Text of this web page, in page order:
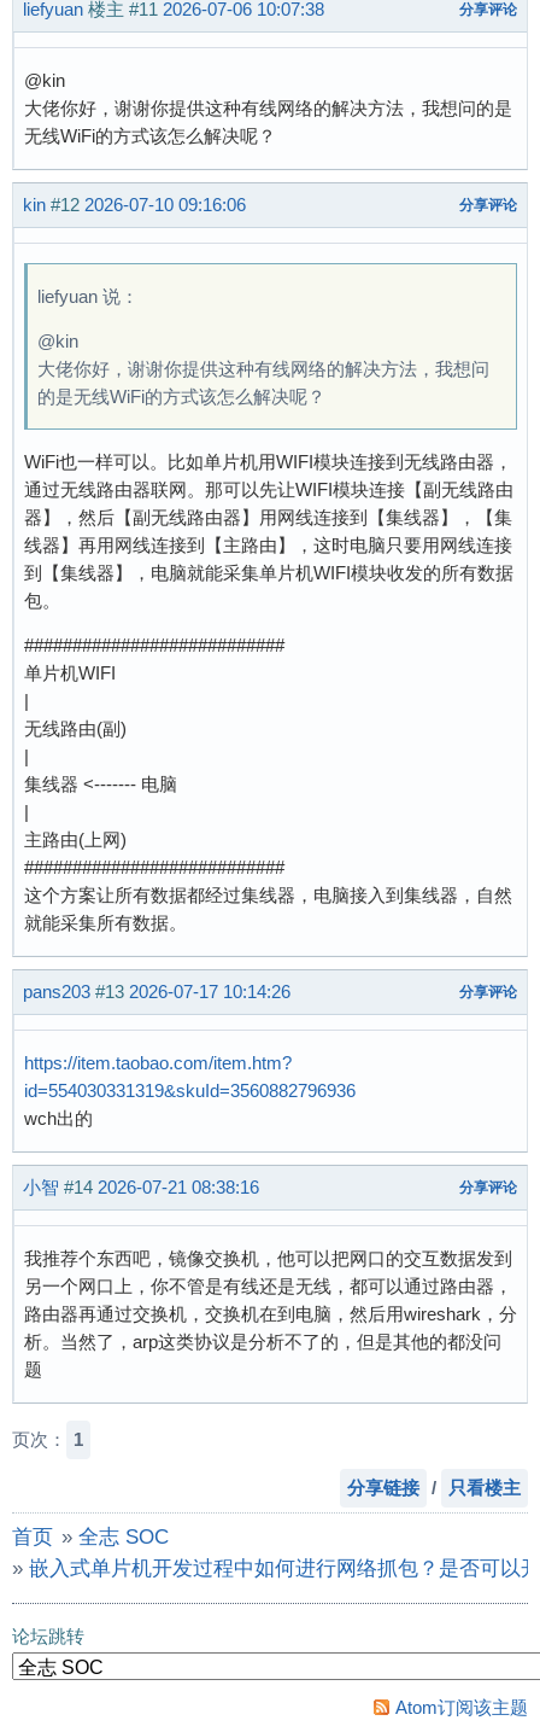
liefyuan 楼主 #11 2026-07-06 10:07:38 分享评论
@kin
大佬你好，谢谢你提供这种有线网络的解决方法，我想问的是
无线WiFi的方式该怎么解决呢？
kin #12 2026-07-10 09:16:06 分享评论
liefyuan 说：
@kin
大佬你好，谢谢你提供这种有线网络的解决方法，我想问
的是无线WiFi的方式该怎么解决呢？
WiFi也一样可以。比如单片机用WIFI模块连接到无线路由器，
通过无线路由器联网。那可以先让WIFI模块连接【副无线路由
器】，然后【副无线路由器】用网线连接到【集线器】，【集
线器】再用网线连接到【主路由】，这时电脑只要用网线连接
到【集线器】，电脑就能采集单片机WIFI模块收发的所有数据
包。
###########################
单片机WIFI
|
无线路由(副)
|
集线器 <------- 电脑
|
主路由(上网)
###########################
这个方案让所有数据都经过集线器，电脑接入到集线器，自然
就能采集所有数据。
pans203 #13 2026-07-17 10:14:26 分享评论
https://item.taobao.com/item.htm?
id=554030331319&skuId=3560882796936
wch出的
小智 #14 2026-07-21 08:38:16 分享评论
我推荐个东西吧，镜像交换机，他可以把网口的交互数据发到
另一个网口上，你不管是有线还是无线，都可以通过路由器，
路由器再通过交换机，交换机在到电脑，然后用wireshark，分
析。当然了，arp这类协议是分析不了的，但是其他的都没问
题
页次： 1
分享链接 / 只看楼主
首页 » 全志 SOC
» 嵌入式单片机开发过程中如何进行网络抓包？是否可以
论坛跳转
Atom订阅该主题